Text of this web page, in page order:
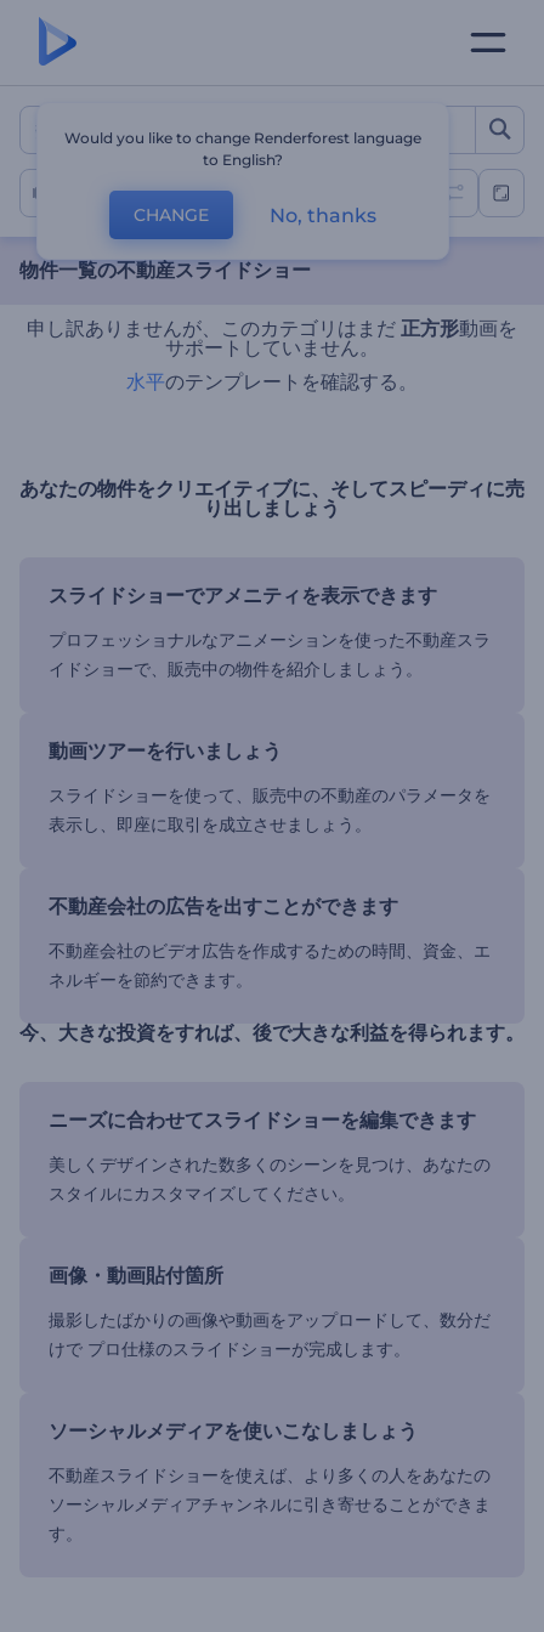
物件一覧の不動産スライドシ
不動産のスライドショー
物件一覧の不動産スライドショー
申し訳ありませんが、このカテゴリはまだ 正方形動画を
サポートしていません。
水平のテンプレートを確認する。
あなたの物件をクリエイティブに、そしてスピーディに売
り出しましょう
スライドショーでアメニティを表示できます
プロフェッショナルなアニメーションを使った不動産スラ
イドショーで、販売中の物件を紹介しましょう。
動画ツアーを行いましょう
スライドショーを使って、販売中の不動産のパラメータを
表示し、即座に取引を成立させましょう。
不動産会社の広告を出すことができます
不動産会社のビデオ広告を作成するための時間、資金、エ
ネルギーを節約できます。
今、大きな投資をすれば、後で大きな利益を得られます。
ニーズに合わせてスライドショーを編集できます
美しくデザインされた数多くのシーンを見つけ、あなたの
スタイルにカスタマイズしてください。
画像・動画貼付箇所
撮影したばかりの画像や動画をアップロードして、数分だ
けで プロ仕様のスライドショーが完成します。
ソーシャルメディアを使いこなしましょう
不動産スライドショーを使えば、より多くの人をあなたの
ソーシャルメディアチャンネルに引き寄せることができま
す。
Would you like to change Renderforest language
to English?
CHANGE No, thanks